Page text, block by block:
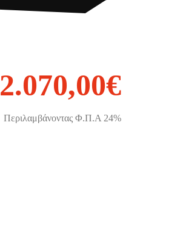
2.070,00€
Περιλαμβάνοντας Φ.Π.Α 24%